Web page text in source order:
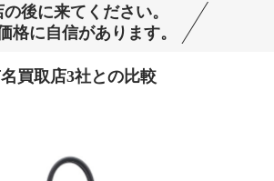
後に来てください。
格に自信があります。
買取店3社との比較